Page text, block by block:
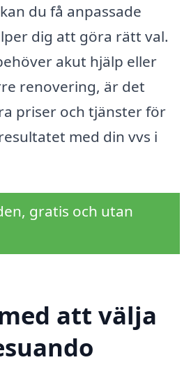
du få anpassade
dig att göra rätt val.
akut hjälp eller
renovering, är det
priser och tjänster för
med din vvs i
gratis och utan
att välja